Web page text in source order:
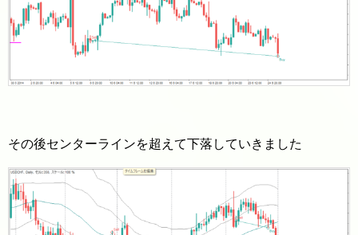
その後センターラインを超えて下落していきました